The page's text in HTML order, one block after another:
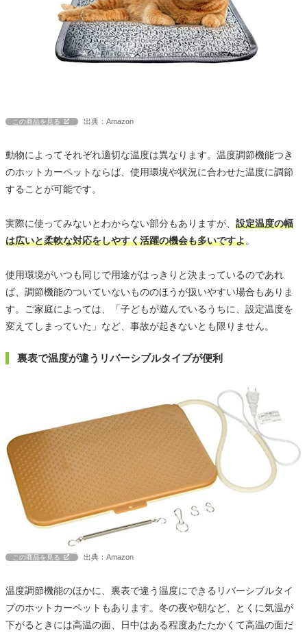
この商品を見る 出典：Amazon
動物によってそれぞれ適切な温度は異なります。温度調節機能つき
のホットカーペットならば、使用環境や状況に合わせた温度に調節
することが可能です。
実際に使ってみないとわからない部分もありますが、 設定温度の幅
は広いと柔軟な対応をしやすく活躍の機会も多いですよ。
使用環境がいつも同じで用途がはっきりと決まっているのであれ
ば、調節機能のついていないもののほうが扱いやすい場合もありま
す。ご家庭によっては、「子どもが遊んでいるうちに、設定温度を
変えてしまっていた」など、事故が起きないとも限りません。
裏表で温度が違うリバーシブルタイプが便利
この商品を見る 出典：Amazon
温度調節機能のほかに、裏表で違う温度にできるリバーシブルタイ
プのホットカーペットもあります。冬の夜や朝など、とくに気温が
下がるときには高温の面、日中はある程度あたたかくて高温の面だ